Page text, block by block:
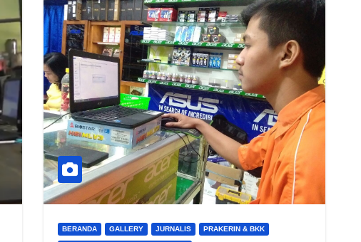
BERANDA GALLERY JURNALIS PRAKERIN & BKK